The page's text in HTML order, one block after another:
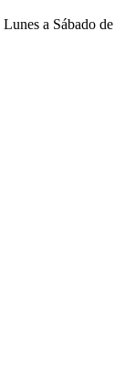
Lunes a Sábado de